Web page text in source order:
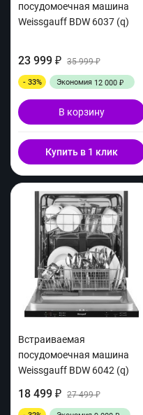
посудомоечная машина
Weissgauff BDW 6037 (q)
23 999 ₽ 35 999₽
- 33% Экономия 12 000 ₽
В корзину
Купить в 1 клик
Встраиваемая
посудомоечная машина
Weissgauff BDW 6042 (q)
18 499 ₽ 27 499₽